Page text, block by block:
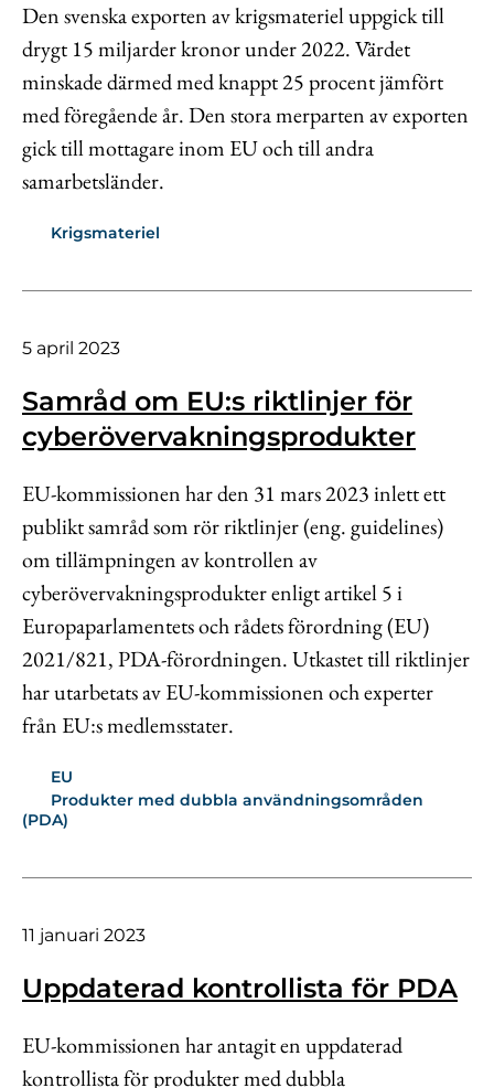
Den svenska exporten av krigsmateriel uppgick till
drygt 15 miljarder kronor under 2022. Värdet
minskade därmed med knappt 25 procent jämfört
med föregående år. Den stora merparten av exporten
gick till mottagare inom EU och till andra
samarbetsländer.
Krigsmateriel
5 april 2023
Samråd om EU:s riktlinjer för
cyberövervakningsprodukter
EU-kommissionen har den 31 mars 2023 inlett ett
publikt samråd som rör riktlinjer (eng. guidelines)
om tillämpningen av kontrollen av
cyberövervakningsprodukter enligt artikel 5 i
Europaparlamentets och rådets förordning (EU)
2021/821, PDA-förordningen. Utkastet till riktlinjer
har utarbetats av EU-kommissionen och experter
från EU:s medlemsstater.
EU
Produkter med dubbla användningsområden
(PDA)
11 januari 2023
Uppdaterad kontrollista för PDA
EU-kommissionen har antagit en uppdaterad
kontrollista för produkter med dubbla